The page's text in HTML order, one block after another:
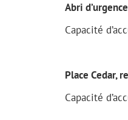
Abri
Capacité
Place Cedar,
Capacité